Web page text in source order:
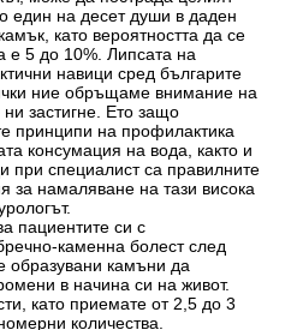
един на десет души в даден
като вероятността да се
е 5 до 10%. Липсата на
навици сред българите
ние обръщаме внимание на
ни застигне. Ето защо
принципи на профилактика
консумация на вода, както и
при специалист са правилните
за намаляване на тази висока
пациентите си с
каменна болест след
образувани камъни да
в начина си на живот.
като приемате от 2,5 до 3
количества.